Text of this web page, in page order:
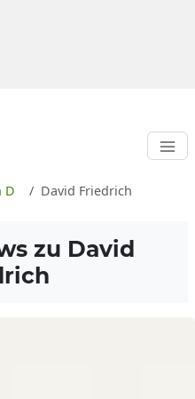
D David Friedrich
zu David